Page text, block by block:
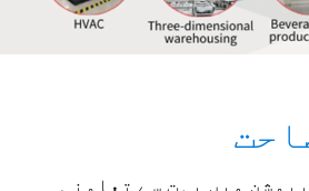
میں بہت سے تعاونی